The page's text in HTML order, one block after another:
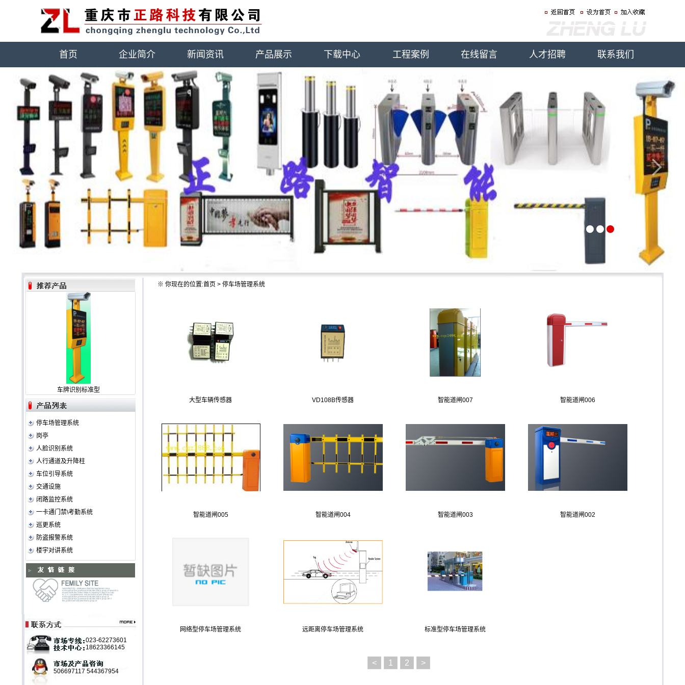
首页 企业简介 新闻资讯 产品展示 下载中心 工程案例 在线留言 人才招聘 联系我们
车牌识别标准型
停车场管理系统
岗亭
人脸识别系统
人行通道及升降柱
车位引导系统
交通设施
闭路监控系统
一卡通门禁\考勤系统
巡更系统
防盗报警系统
楼宇对讲系统
023-62273601
18623366145
506697117 544367954
※ 你现在的位置:首页 > 停车场管理系统
大型车辆传感器 VD108B传感器 智能道闸007 智能道闸006
智能道闸005 智能道闸004 智能道闸003 智能道闸002
网络型停车场管理系统 远距离停车场管理系统 标准型停车场管理系统
< 1 2 >